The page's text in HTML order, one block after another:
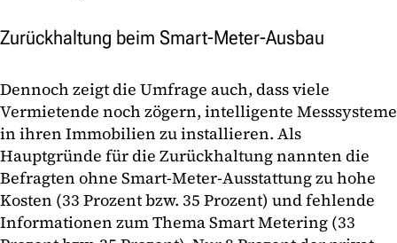
Zurückhaltung beim Smart-Meter-Ausbau
Dennoch zeigt die Umfrage auch, dass viele
Vermietende noch zögern, intelligente Messsysteme
in ihren Immobilien zu installieren. Als
Hauptgründe für die Zurückhaltung nannten die
Befragten ohne Smart-Meter-Ausstattung zu hohe
Kosten (33 Prozent bzw. 35 Prozent) und fehlende
Informationen zum Thema Smart Metering (33